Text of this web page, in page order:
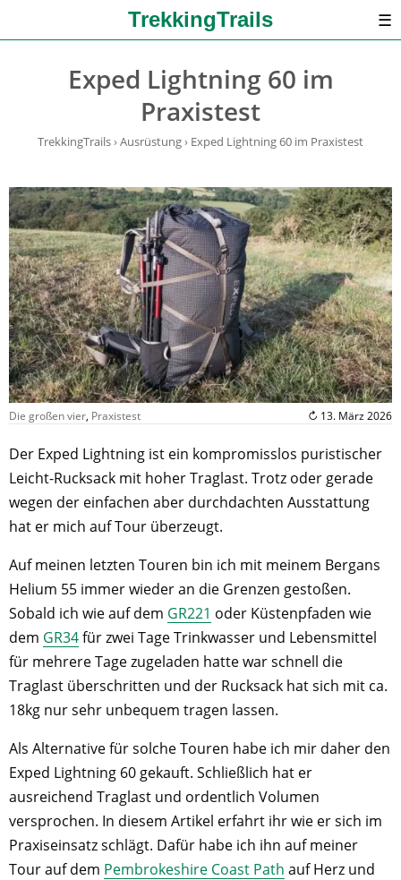
TrekkingTrails ☰
Exped Lightning 60 im
Praxistest
TrekkingTrails›Ausrüstung› Exped Lightning 60 im Praxistest
Die großen vier, Praxistest ↻ 13. März 2026
Der Exped Lightning ist ein kompromisslos puristischer
Leicht-Rucksack mit hoher Traglast. Trotz oder gerade
wegen der einfachen aber durchdachten Ausstattung
hat er mich auf Tour überzeugt.
Auf meinen letzten Touren bin ich mit meinem Bergans
Helium 55 immer wieder an die Grenzen gestoßen.
Sobald ich wie auf dem GR221 oder Küstenpfaden wie
dem GR34für zwei Tage Trinkwasser und Lebensmittel
für mehrere Tage zugeladen hatte war schnell die
Traglast überschritten und der Rucksack hat sich mit ca.
18kg nur sehr unbequem tragen lassen.
Als Alternative für solche Touren habe ich mir daher den
Exped Lightning 60 gekauft. Schließlich hat er
ausreichend Traglast und ordentlich Volumen
versprochen. In diesem Artikel erfahrt ihr wie er sich im
Praxiseinsatz schlägt. Dafür habe ich ihn auf meiner
Tour auf dem Pembrokeshire Coast Path auf Herz und